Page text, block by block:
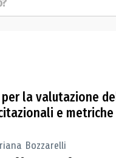
per la valutazione
e
Bozzarelli